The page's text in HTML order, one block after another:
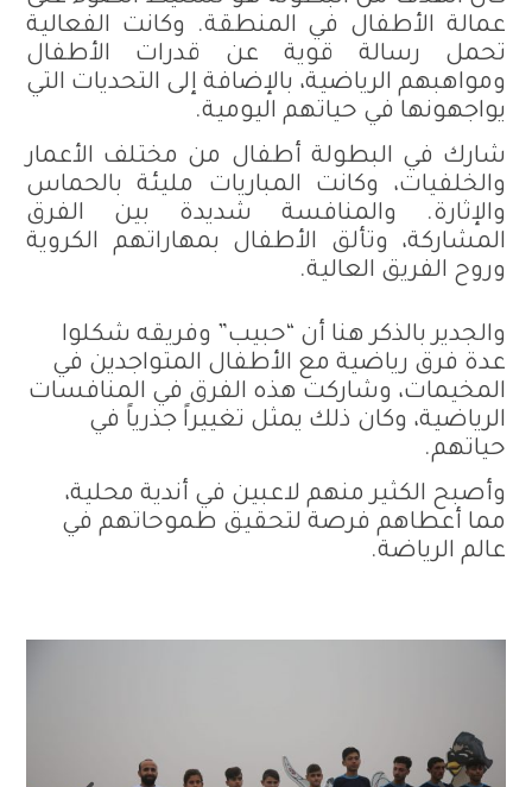
عمالة الأطفال في المنطقة. وكانت الفعالية
تحمل رسالة قوية عن قدرات الأطفال
ومواهبهم الرياضية، بالإضافة إلى التحديات التي
يواجهونها في حياتهم اليومية.
شارك في البطولة أطفال من مختلف الأعمار
والخلفيات، وكانت المباريات مليئة بالحماس
والإثارة. والمنافسة شديدة بين الفرق
المشاركة، وتألق الأطفال بمهاراتهم الكروية
وروح الفريق العالية.
والجدير بالذكر هنا أن “حبيب” وفريقه شكلوا
عدة فرق رياضية مع الأطفال المتواجدين في
المخيمات، وشاركت هذه الفرق في المنافسات
الرياضية، وكان ذلك يمثل تغييراً جذرياً في
حياتهم.
وأصبح الكثير منهم لاعبين في أندية محلية،
مما أعطاهم فرصة لتحقيق طموحاتهم في
عالم الرياضة.